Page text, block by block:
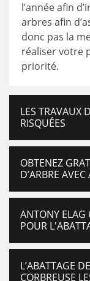
l’année afin
arbres afin
donc pas la
réaliser votre
priorité.
LES TRAVAUX
RISQUÉES
OBTENEZ
D’ARBRE
ANTONY ELAG
POUR
L’ABATTAGE
CORBREUSE